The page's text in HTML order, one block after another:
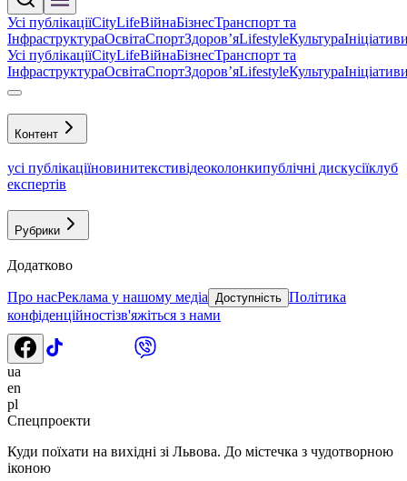
Усі публікаціїCityLifeВійнаБізнесТранспорт та
ІнфраструктураОсвітаСпортЗдоровʼяLifestyleКультура
Усі публікаціїCityLifeВійнаБізнесТранспорт та
ІнфраструктураОсвітаСпортЗдоровʼяLifestyleКультура
Контент
усі публікаціїновинитекстивідеоколонкипублічні дискусіїклуб
експертів
Рубрики
Додатково
Про насРеклама у нашому медіа Доступність Політика
конфіденційностізв'яжіться з нами
ua
en
pl
Спецпроекти
Куди поїхати на вихідні зі Львова. До містечка з чудотворною
іконою